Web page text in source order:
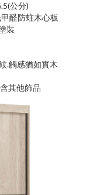
公分)
醛防蛀木心板
裝
.觸感猶如實木
其他飾品